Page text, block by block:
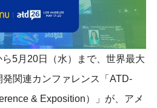
5月20日（水）まで、世界最大
関連カンファレンス「ATD-
& Exposition）」が、アメ